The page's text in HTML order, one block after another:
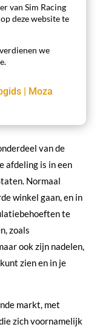
van Sim Racing
deze website te
we
| Moza
van de
afdeling is in een
Normaal
winkel gaan, en in
te
zoals
ook zijn nadelen,
zien en in je
markt, met
zich voornamelijk